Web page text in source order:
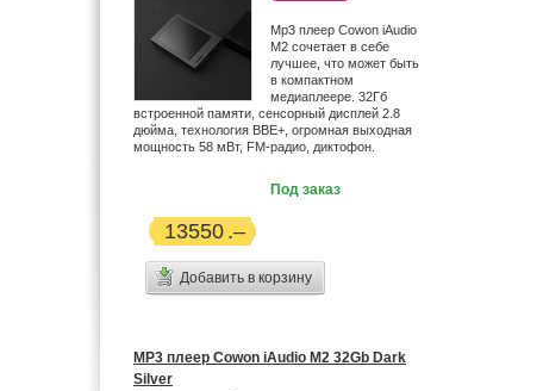
Mp3 плеер Cowon iAudio
М2 сочетает в себе
лучшее, что может быть
в компактном
медиаплеере. 32Гб
встроенной памяти, сенсорный дисплей 2.8
дюйма, технология BBE+, огромная выходная
мощность 58 мВт, FM-радио, диктофон.
Под заказ
13550
Добавить в корзину
MP3 плеер Cowon iAudio M2 32Gb Dark
Silver